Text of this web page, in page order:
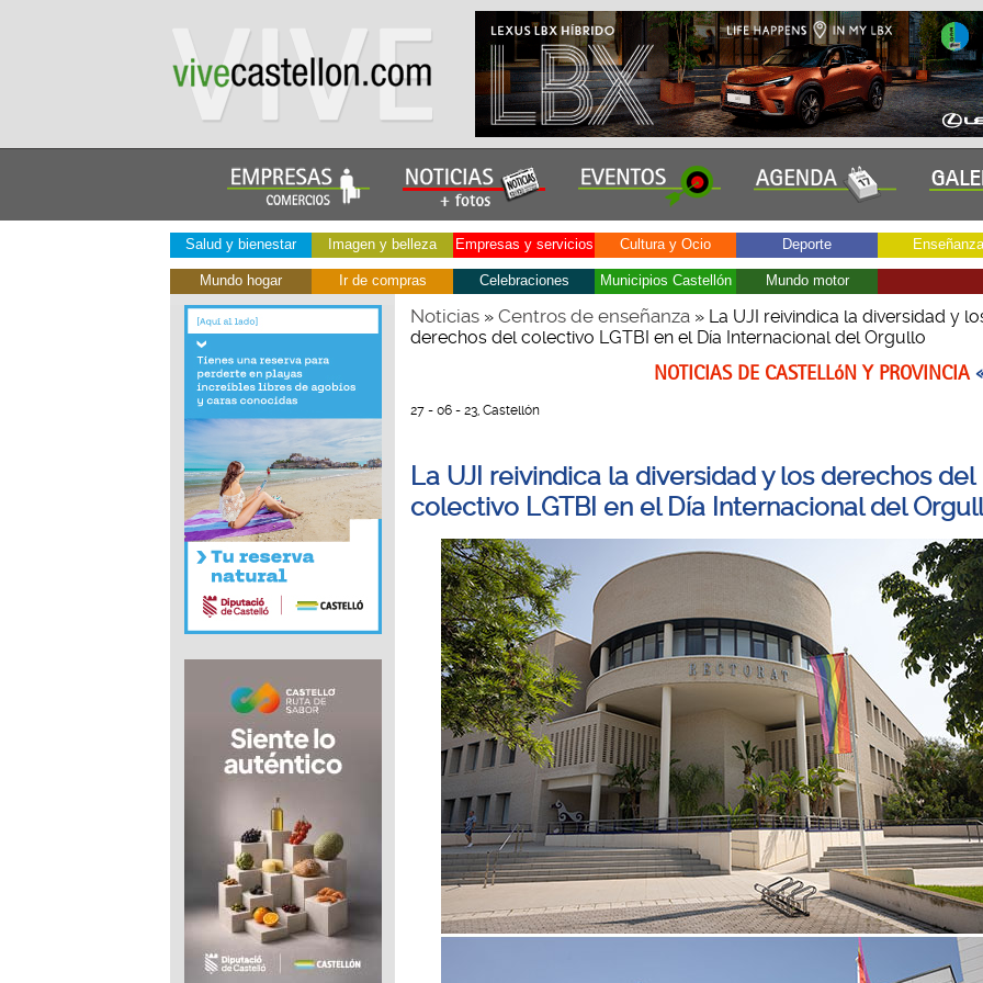
Salud y bienestar Imagen y belleza Empresas y servicios Cultura y Ocio Deporte Enseñanza
Mundo hogar Ir de compras Celebraciones Municipios Castellón Mundo motor
Noticias» Centros de enseñanza» La UJI reivindica la diversidad y
derechos del colectivo LGTBI en el Día Internacional del Orgullo
NOTICIAS DE CASTELLóN Y PROVINCIA
27 - 06 - 23, Castellón
La UJI reivindica la diversidad y los derechos del
colectivo LGTBI en el Día Internacional del